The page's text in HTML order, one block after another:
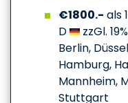
€1800.- als
D
zzGl.
Berlin,
Hamburg,
Mannheim,
Stuttgart